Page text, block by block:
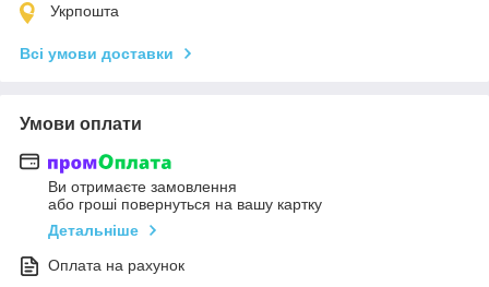
Укрпошта
Всі умови доставки
Умови оплати
Ви отримаєте замовлення
або гроші повернуться на вашу картку
Детальніше
Оплата на рахунок